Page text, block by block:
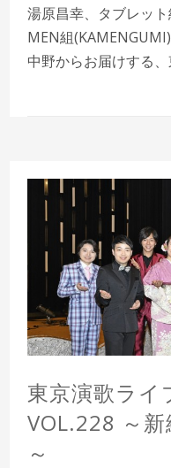
湯原昌幸、タブレッ
MEN組
中野からお届けする
東京演歌ライ
VOL.228 ～
～